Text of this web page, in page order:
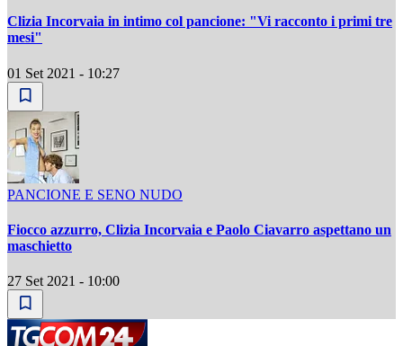
Clizia Incorvaia in intimo col pancione: "Vi racconto i primi tre
mesi"
01 Set 2021 - 10:27
PANCIONE E SENO NUDO
Fiocco azzurro, Clizia Incorvaia e Paolo Ciavarro aspettano un
maschietto
27 Set 2021 - 10:00